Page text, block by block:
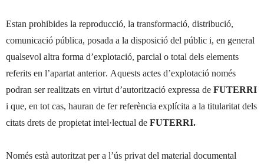
Estan prohibides la reproducció, la transformació, distribució,
comunicació pública, posada a la disposició del públic i, en general
qualsevol altra forma d’explotació, parcial o total dels elements
referits en l’apartat anterior. Aquests actes d’explotació només
podran ser realitzats en virtut d’autorització expressa de FUTERRI
i que, en tot cas, hauran de fer referència explícita a la titularitat dels
citats drets de propietat intel·lectual de FUTERRI.
Només està autoritzat per a l’ús privat del material documental